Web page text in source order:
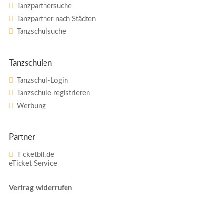
Tanzpartnersuche
Tanzpartner nach Städten
Tanzschulsuche
Tanzschulen
Tanzschul-Login
Tanzschule registrieren
Werbung
Partner
Ticketbil.de
eTicket Service
Vertrag widerrufen